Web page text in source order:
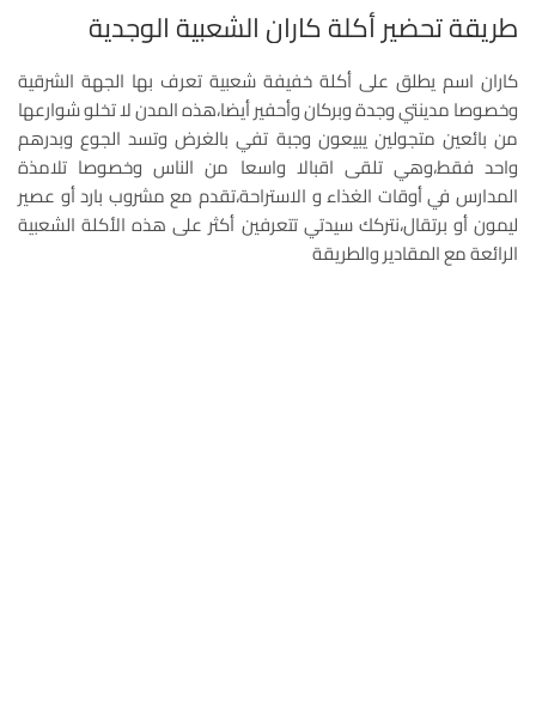
طريقة تحضير أكلة كاران الشعبية الوجدية
كاران اسم يطلق على أكلة خفيفة شعبية تعرف بها الجهة الشرقية
وخصوصا مدينتي وجدة وبركان وأحفير أيضا،هذه المدن لا تخلو شوارعها
من بائعين متجولين يبيعون وجبة تفي بالغرض وتسد الجوع وبدرهم
واحد فقط،وهي تلقى اقبالا واسعا من الناس وخصوصا تلامذة
المدارس في أوقات الغذاء و الاستراحة،تقدم مع مشروب بارد أو عصير
ليمون أو برتقال،نتركك سيدتي تتعرفين أكثر على هذه الأكلة الشعبية
الرائعة مع المقادير والطريقة